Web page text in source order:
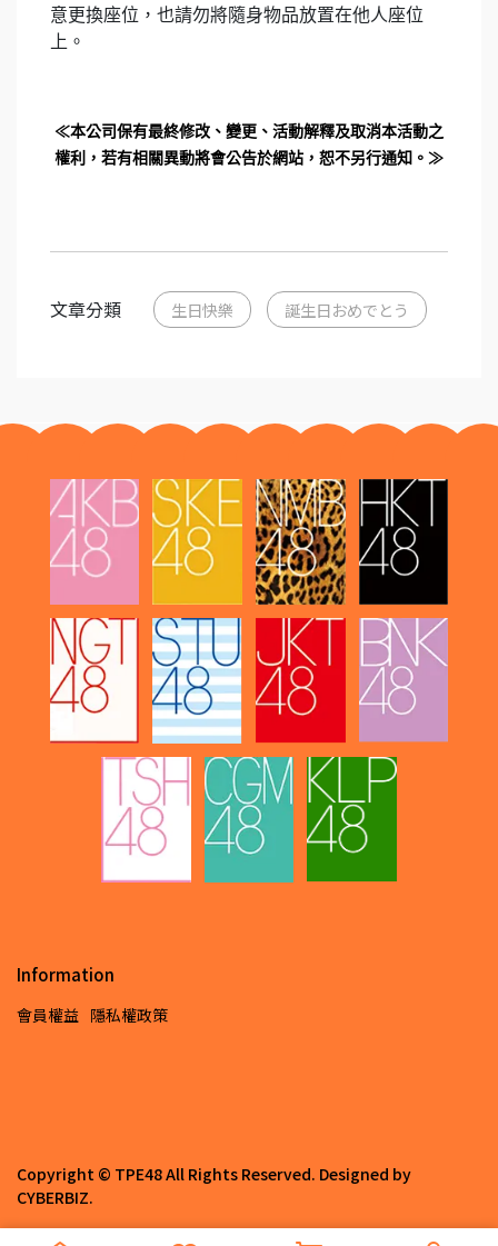
意更換座位，也請勿將隨身物品放置在他人座位
上。
≪本公司保有最終修改、變更、活動解釋及取消本活動之
權利，若有相關異動將會公告於網站，恕不另行通知。≫
文章分類 生日快樂 誕生日おめでとう
Information
會員權益 隱私權政策
Copyright © TPE48All Rights Reserved. Designed by
CYBERBIZ.